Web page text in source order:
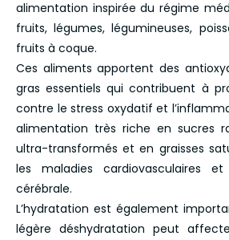
alimentation inspirée du régime
fruits, légumes, légumineuses,
fruits à coque.
Ces aliments apportent des
gras essentiels qui contribuent à
contre le stress oxydatif et
alimentation très riche en sucres
ultra-transformés et en graisses
les maladies cardiovasculaires
cérébrale.
L’hydratation est également
légère déshydratation peut